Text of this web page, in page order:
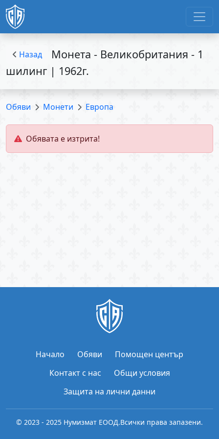
Назад
Монета - Великобритания - 1
шилинг | 1962г.
Обяви Монети Европа
Обявата е изтрита!
Начало Обяви
Помощен център
Контакт с нас
Общи условия
Защита на лични данни
© 2023 - 2025 Нумизмат ЕООД.Всички права запазени.